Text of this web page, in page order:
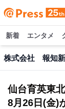
新着 エンタメ
株式会社 報知
仙台育英東
8月26日(金)